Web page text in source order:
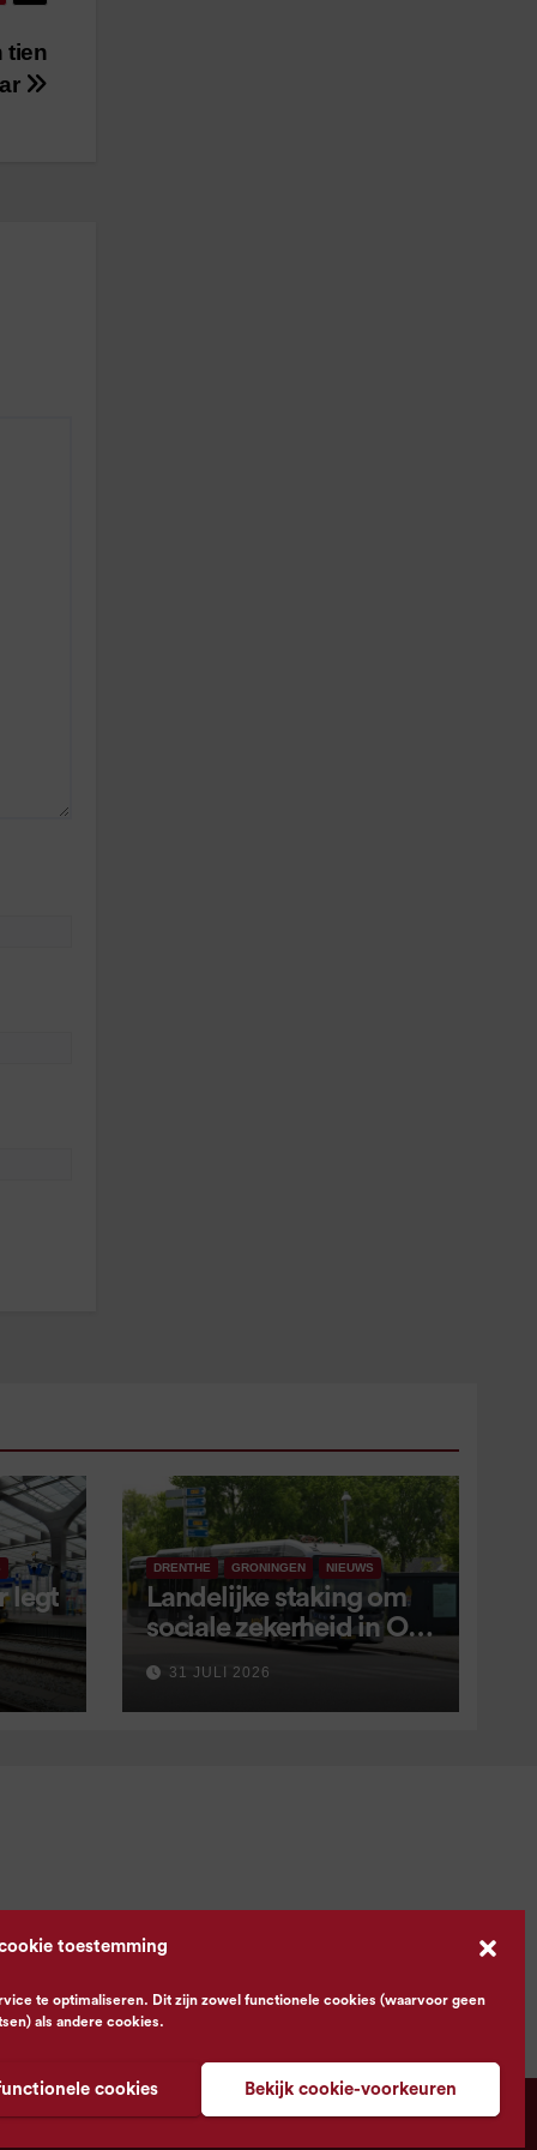
toestemming
te optimaliseren. Dit zijn zowel functionele cookies (waarvoor geen
als andere cookies.
cookies Bekijk cookie-voorkeuren
tien
legt
DRENTHE GRONINGEN NIEUWS
Landelijke staking om
sociale zekerheid in OV
aangekondigd voor 9
september
31 JULI 2026